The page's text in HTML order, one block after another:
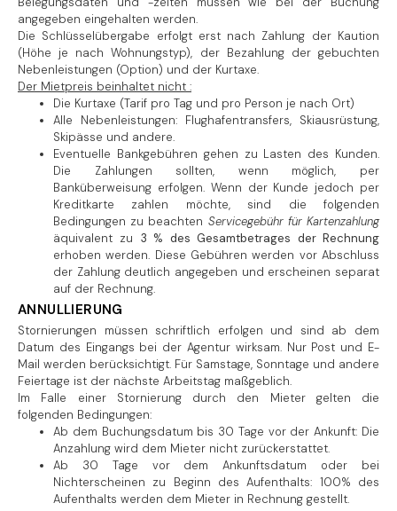
angegeben eingehalten werden.
Die Schlüsselübergabe erfolgt erst nach Zahlung der Kaution
(Höhe je nach Wohnungstyp), der Bezahlung der gebuchten
Nebenleistungen (Option) und der Kurtaxe.
Der Mietpreis beinhaltet nicht :
Die Kurtaxe (Tarif pro Tag und pro Person je nach Ort)
Alle Nebenleistungen: Flughafentransfers, Skiausrüstung,
Skipässe und andere.
Eventuelle Bankgebühren gehen zu Lasten des Kunden.
Die Zahlungen sollten, wenn möglich, per
Banküberweisung erfolgen. Wenn der Kunde jedoch per
Kreditkarte zahlen möchte, sind die folgenden
Bedingungen zu beachten Servicegebühr für Kartenzahlung
äquivalent zu 3 % des Gesamtbetrages der Rechnung
erhoben werden. Diese Gebühren werden vor Abschluss
der Zahlung deutlich angegeben und erscheinen separat
auf der Rechnung.
ANNULLIERUNG
Stornierungen müssen schriftlich erfolgen und sind ab dem
Datum des Eingangs bei der Agentur wirksam. Nur Post und E-
Mail werden berücksichtigt. Für Samstage, Sonntage und andere
Feiertage ist der nächste Arbeitstag maßgeblich.
Im Falle einer Stornierung durch den Mieter gelten die
folgenden Bedingungen:
Ab dem Buchungsdatum bis 30 Tage vor der Ankunft: Die
Anzahlung wird dem Mieter nicht zurückerstattet.
Ab 30 Tage vor dem Ankunftsdatum oder bei
Nichterscheinen zu Beginn des Aufenthalts: 100% des
Aufenthalts werden dem Mieter in Rechnung gestellt.